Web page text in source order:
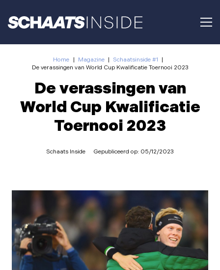
Home | Magazine | Schaatsinside #1 |
De verassingen van World Cup Kwalificatie Toernooi 2023
De verassingen van
World Cup Kwalificatie
Toernooi 2023
Schaats Inside Gepubliceerd op: 05/12/2023